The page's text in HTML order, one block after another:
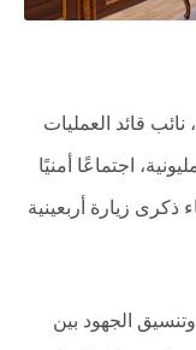
قائد العمليات
اجتماعًا أمنيًا
ذكرى زيارة أربعينية
الجهود بين